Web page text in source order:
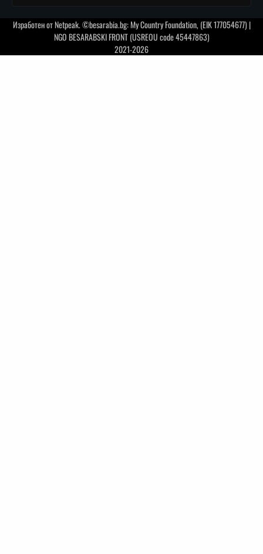
Изработен отNetpeak. ©besarabia.bg: My Country Foundation, (EIK 177054677) |
NGO BESARABSKI FRONT (USREOU code 45447863)
2021-2026